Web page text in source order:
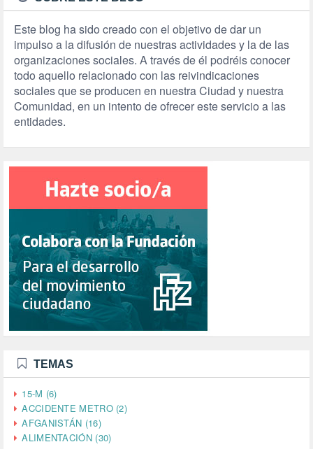
Este blog ha sido creado con el objetivo de dar un
impulso a la difusión de nuestras actividades y la de las
organizaciones sociales. A través de él podréis conocer
todo aquello relacionado con las reivindicaciones
sociales que se producen en nuestra Ciudad y nuestra
Comunidad, en un intento de ofrecer este servicio a las
entidades.
TEMAS
15-M (6)
ACCIDENTE METRO (2)
AFGANISTÁN (16)
ALIMENTACIÓN (30)